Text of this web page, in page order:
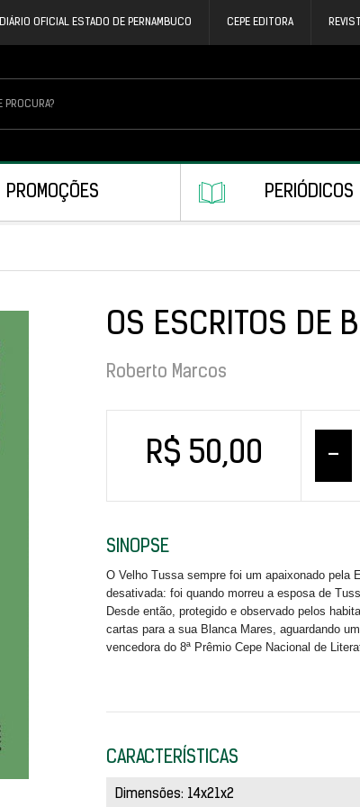
DIÁRIO OFICIAL ESTADO DE PERNAMBUCO CEPE EDITORA
PROMOÇÕES PERIÓDICOS
OS ESCRITOS DE
Roberto Marcos
R$ 50,00 –
SINOPSE
O Velho Tussa sempre foi um apaixonado pela
desativada: foi quando morreu a esposa de
Desde então, protegido e observado pelos
cartas para a sua Blanca Mares, aguardando
vencedora do 8ª Prêmio Cepe Nacional de
CARACTERÍSTICAS
Dimensões: 14x21x2